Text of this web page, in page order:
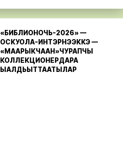
«БИБЛИОНОЧЬ-2026» —
ОСКУОЛА-ИНТЭРНЭЭККЭ —
«МААРЫКЧААН»ЧУРАПЧЫ
КОЛЛЕКЦИОНЕРДАРА
ЫАЛДЬЫТТААТЫЛАР